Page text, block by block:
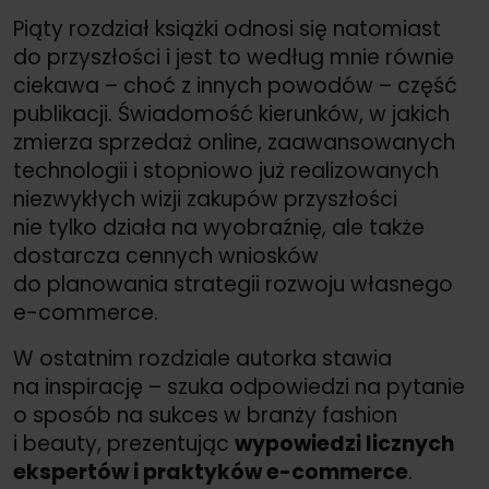
Piąty rozdział książki odnosi się natomiast
do przyszłości i jest to według mnie równie
ciekawa – choć z innych powodów – część
publikacji. Świadomość kierunków, w jakich
zmierza sprzedaż online, zaawansowanych
technologii i stopniowo już realizowanych
niezwykłych wizji zakupów przyszłości
nie tylko działa na wyobraźnię, ale także
dostarcza cennych wniosków
do planowania strategii rozwoju własnego
e-commerce.
W ostatnim rozdziale autorka stawia
na inspirację – szuka odpowiedzi na pytanie
o sposób na sukces w branży fashion
i beauty, prezentując wypowiedzi licznych
ekspertów i praktyków e-commerce.